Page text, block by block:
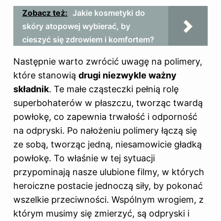
Zobacz też: Jakie kosmetyki do
skóry atopowej wybierać, by
cieszyć się zdrowiem i komfortem?
Następnie warto zwrócić uwagę na polimery,
które stanowią drugi niezwykle ważny
składnik. Te małe cząsteczki pełnią rolę
superbohaterów w płaszczu, tworząc twardą
powłokę, co zapewnia trwałość i odporność
na odpryski. Po nałożeniu polimery łączą się
ze sobą, tworząc jedną, niesamowicie gładką
powłokę. To właśnie w tej sytuacji
przypominają nasze ulubione filmy, w których
heroiczne postacie jednoczą siły, by pokonać
wszelkie przeciwności. Wspólnym wrogiem, z
którym musimy się zmierzyć, są odpryski i